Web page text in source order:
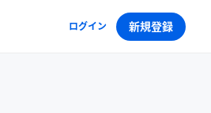
ログイン 新規登録